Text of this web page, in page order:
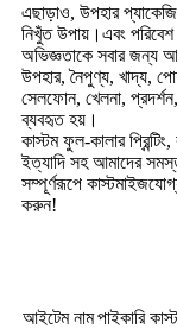
এছাড়াও, উপহার
নিখুঁত উপায়।এবং পরিবেশ
অভিজ্ঞতাকে সবার জন্য
উপহার, নৈপুণ্য, খাদ্য,
সেলফোন, খেলনা,
ব্যবহৃত হয়।
কাস্টম ফুল-কালার
ইত্যাদি সহ আমাদের সমস্ত
সম্পূর্ণরূপে
করুন!
আইটেম নামপাইকারি